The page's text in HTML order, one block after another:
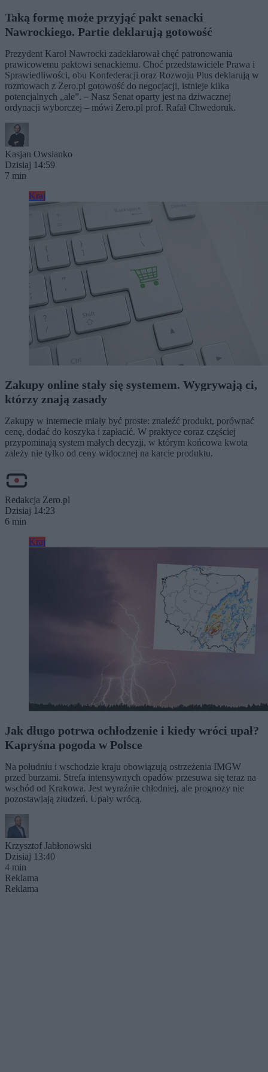
Taką formę może przyjąć pakt senacki
Nawrockiego. Partie deklarują gotowość
Prezydent Karol Nawrocki zadeklarował chęć patronowania
prawicowemu paktowi senackiemu. Choć przedstawiciele Prawa i
Sprawiedliwości, obu Konfederacji oraz Rozwoju Plus deklarują w
rozmowach z Zero.pl gotowość do negocjacji, istnieje kilka
potencjalnych „ale”. – Nasz Senat oparty jest na dziwacznej
ordynacji wyborczej – mówi Zero.pl prof. Rafał Chwedoruk.
Kasjan Owsianko
Dzisiaj 14:59
7 min
Kraj
Zakupy online stały się systemem. Wygrywają ci,
którzy znają zasady
Zakupy w internecie miały być proste: znaleźć produkt, porównać
cenę, dodać do koszyka i zapłacić. W praktyce coraz częściej
przypominają system małych decyzji, w którym końcowa kwota
zależy nie tylko od ceny widocznej na karcie produktu.
Redakcja Zero.pl
Dzisiaj 14:23
6 min
Kraj
Jak długo potrwa ochłodzenie i kiedy wróci upał?
Kapryśna pogoda w Polsce
Na południu i wschodzie kraju obowiązują ostrzeżenia IMGW
przed burzami. Strefa intensywnych opadów przesuwa się teraz na
wschód od Krakowa. Jest wyraźnie chłodniej, ale prognozy nie
pozostawiają złudzeń. Upały wrócą.
Krzysztof Jabłonowski
Dzisiaj 13:40
4 min
Reklama
Reklama